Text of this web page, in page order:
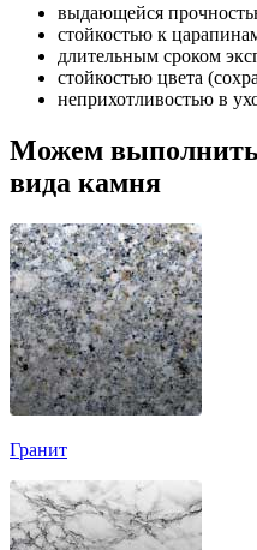
выдающейся
стойкостью к
длительным сроком
стойкостью цвета
неприхотливостью в
Можем выполнить
вида камня
Гранит